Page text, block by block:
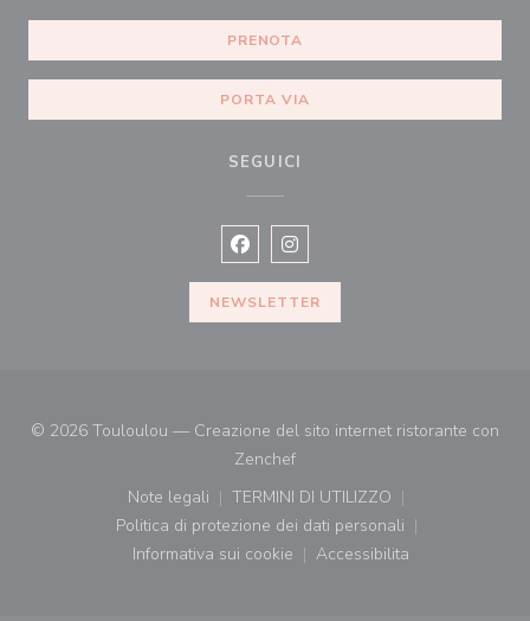
PRENOTA
PORTA VIA
SEGUICI
Facebook ((apre una nuova
Instagram ((apre una nuova
NEWSLETTER
© 2026 Touloulou — Creazione del sito internet ristorante con
Zenchef((apre una nuova finestra))
Note legali
((apre una nuova finestra))
TERMINI DI UTILIZZO
((apre una nuova finestra))
Politica di protezione dei dati personali
((apre una nuova finestra))
Informativa sui cookie
((apre una nuova finestra))
Accessibilita
((apre una nuova